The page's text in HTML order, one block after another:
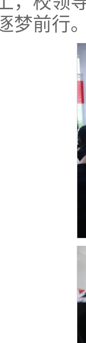
梦前行